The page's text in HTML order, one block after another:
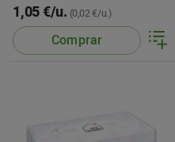
1,05 €/u. (0,02 €/u.)
Comprar